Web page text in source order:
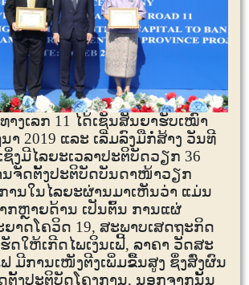
າງເລກ 11 ໄດ້ເຊັນສັນຍາຮັບເໝົາ
າ 2019 ແລະ ເລີ່ມລົງມືກໍ່ສ້າງ ວັນທີ
ຊິ່ງມີໄລຍະເວລາປະຕິບັດວຽກ 36
ນຈັດຕັ້ງປະຕິບັດບັນດາໜ້າວຽກ
ານໃນໄລຍະຜ່ານມາເຫັນວ່າ ແມ່ນ
ກຫຼາຍດ້ານ ເປັນຕົ້ນ ການແຜ່
ຍາດໂຄວິດ 19, ສະພາບເສດຖະກິດ
ດໃຫ້ເກີດໄພເງິນເຟີ້, ລາຄາ ວັດສະ
ມີການເໜັງຕີງເພິ່ມຂື້ນສູງ ຊຶ່ງສົ່ງຜົນ
ຕັ້ງປະຕິບັດໂຄງການ, ນອກຈາກນັ້ນ